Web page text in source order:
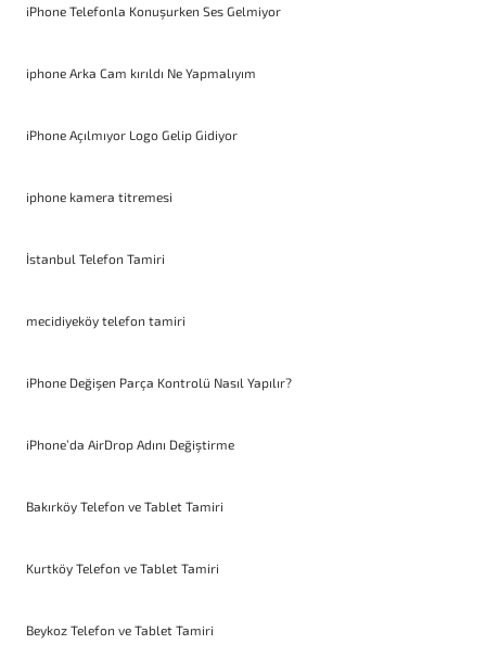
iPhone Telefonla Konuşurken Ses Gelmiyor
iphone Arka Cam kırıldı Ne Yapmalıyım
iPhone Açılmıyor Logo Gelip Gidiyor
iphone kamera titremesi
İstanbul Telefon Tamiri
mecidiyeköy telefon tamiri
iPhone Değişen Parça Kontrolü Nasıl Yapılır?
iPhone’da AirDrop Adını Değiştirme
Bakırköy Telefon ve Tablet Tamiri
Kurtköy Telefon ve Tablet Tamiri
Beykoz Telefon ve Tablet Tamiri